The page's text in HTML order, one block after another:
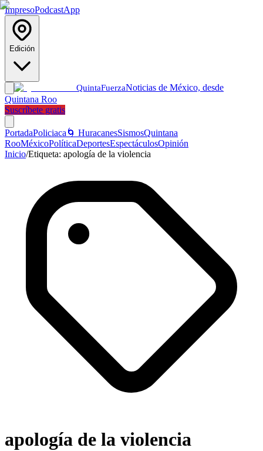
ImpresoPodcastApp
Edición
QuintaFuerzaNoticias de México, desde
Quintana Roo
Suscríbete gratis
PortadaPoliciaca 🌀 HuracanesSismosQuintana
RooMéxicoPolíticaDeportesEspectáculosOpinión
Inicio/Etiqueta: apología de la violencia
apología de la violencia